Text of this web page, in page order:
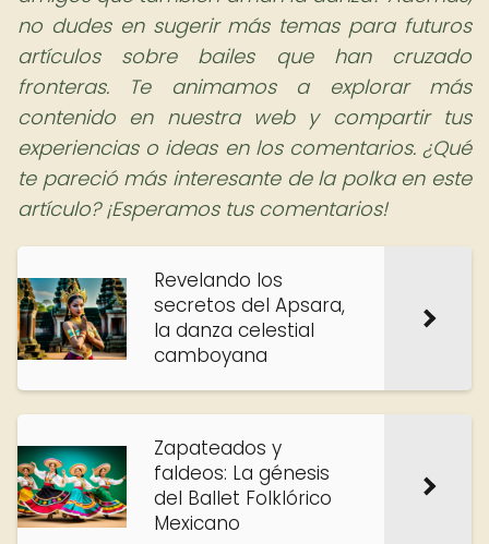
no dudes en sugerir más temas para futuros
artículos sobre bailes que han cruzado
fronteras. Te animamos a explorar más
contenido en nuestra web y compartir tus
experiencias o ideas en los comentarios. ¿Qué
te pareció más interesante de la polka en este
artículo?¡Esperamos tus comentarios!
Revelando los
secretos del Apsara,
la danza celestial
camboyana
Zapateados y
faldeos: La génesis
del Ballet Folklórico
Mexicano